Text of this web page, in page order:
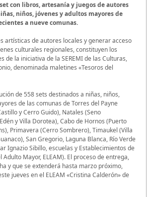
con libros, artesanía y juegos de autores
niños, jóvenes y adultos mayores de
a nueve comunas.
artísticas de autores locales y generar acceso
culturales regionales, constituyen los
de la iniciativa de la SEREMI de las Culturas,
denominada maletines «Tesoros del
de 558 sets destinados a niñas, niños,
de las comunas de Torres del Payne
y Cerro Guido), Natales (Seno
y Villa Dorotea), Cabo de Hornos (Puerto
Primavera (Cerro Sombrero), Timaukel (Villa
San Gregorio, Laguna Blanca, Río Verde
Ignazio Sibillo, escuelas y Establecimientos de
Adulto Mayor, ELEAM). El proceso de entrega,
y que se extenderá hasta marzo próximo,
jueves en el ELEAM «Cristina Calderón» de